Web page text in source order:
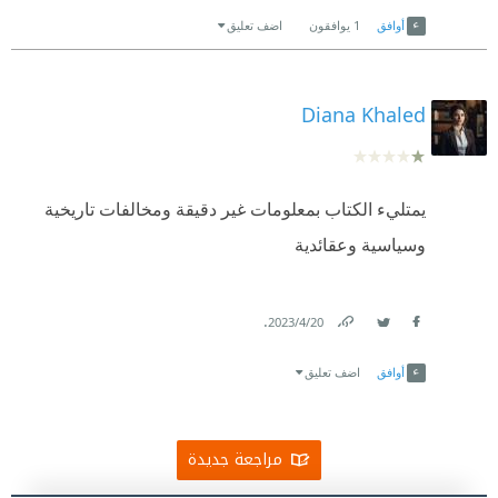
أوافق 1 يوافقون اضف تعليق
Diana Khaled
يمتليء الكتاب بمعلومات غير دقيقة ومخالفات تاريخية
وسياسية وعقائدية
20‏/4‏/2023
.
أوافق اضف تعليق
مراجعة جديدة